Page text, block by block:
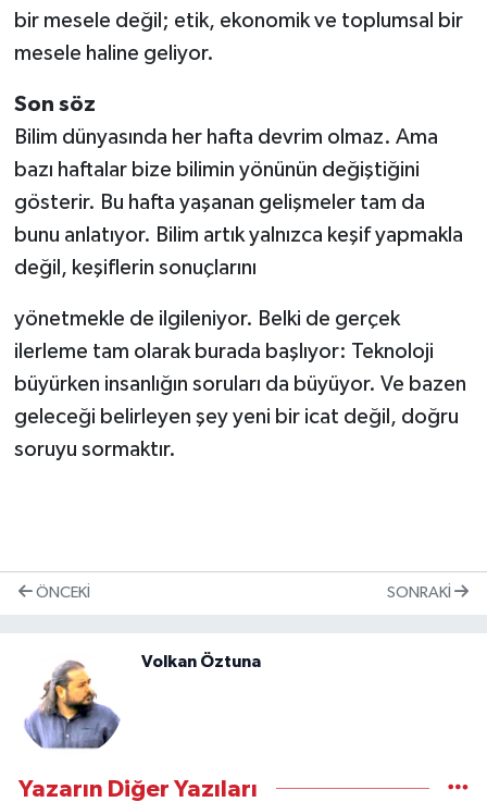
bir mesele değil; etik, ekonomik ve toplumsal bir
mesele haline geliyor.
Son söz
Bilim dünyasında her hafta devrim olmaz. Ama
bazı haftalar bize bilimin yönünün değiştiğini
gösterir. Bu hafta yaşanan gelişmeler tam da
bunu anlatıyor. Bilim artık yalnızca keşif yapmakla
değil, keşiflerin sonuçlarını
yönetmekle de ilgileniyor. Belki de gerçek
ilerleme tam olarak burada başlıyor: Teknoloji
büyürken insanlığın soruları da büyüyor. Ve bazen
geleceği belirleyen şey yeni bir icat değil, doğru
soruyu sormaktır.
ÖNCEKI SONRAKI
Volkan Öztuna
Yazarın Diğer Yazıları